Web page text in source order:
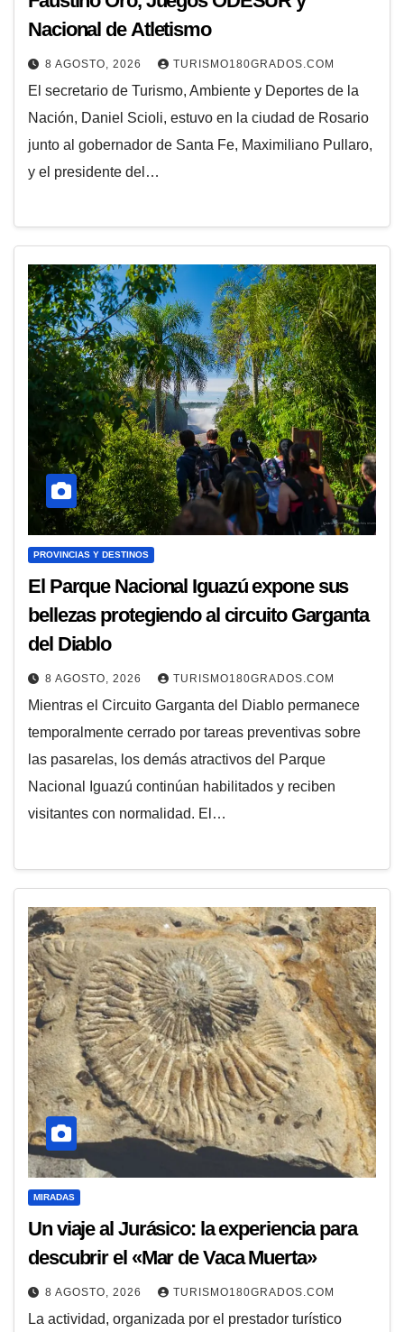
Nacional de Atletismo
8 AGOSTO, 2026 TURISMO180GRADOS.COM
El secretario de Turismo, Ambiente y Deportes de la
Nación, Daniel Scioli, estuvo en la ciudad de Rosario
junto al gobernador de Santa Fe, Maximiliano Pullaro,
y el presidente del…
PROVINCIAS Y DESTINOS
El Parque Nacional Iguazú expone sus
bellezas protegiendo al circuito Garganta
del Diablo
8 AGOSTO, 2026 TURISMO180GRADOS.COM
Mientras el Circuito Garganta del Diablo permanece
temporalmente cerrado por tareas preventivas sobre
las pasarelas, los demás atractivos del Parque
Nacional Iguazú continúan habilitados y reciben
visitantes con normalidad. El…
MIRADAS
Un viaje al Jurásico: la experiencia para
descubrir el «Mar de Vaca Muerta»
8 AGOSTO, 2026 TURISMO180GRADOS.COM
La actividad, organizada por el prestador turístico